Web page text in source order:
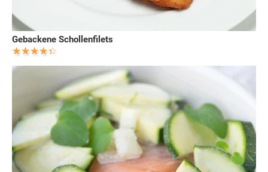
Gebackene Schollenfilets